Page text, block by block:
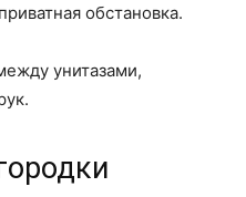
обстановка.
унитазами,